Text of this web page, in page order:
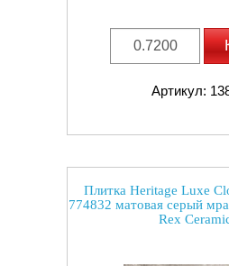
Артикул:
Плитка Heritage Luxe
774832 матовая серый
Rex